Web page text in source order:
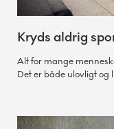
Kryds aldrig
Alt for mange
Det er både ulovligt og